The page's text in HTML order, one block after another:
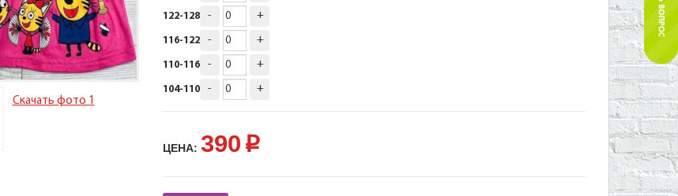
Скачать фото 1
122-128 - +
116-122 - +
110-116 - +
104-110 - +
ЦЕНА: 390 p